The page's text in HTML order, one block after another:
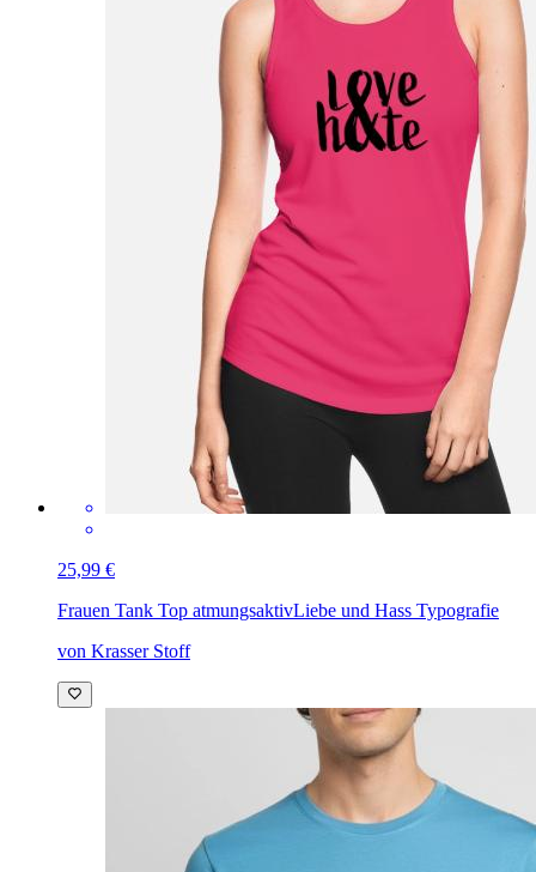
25,99 €
Frauen Tank Top atmungsaktivLiebe und Hass Typografie
von Krasser Stoff